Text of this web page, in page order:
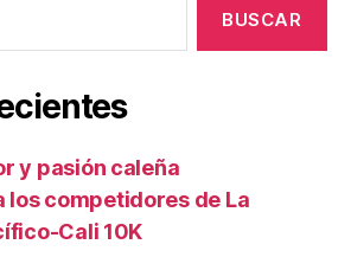
y pasión caleña
los competidores de La
Cali 10K